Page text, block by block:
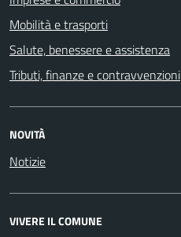
Mobilità e trasporti
Salute, benessere e assistenza
Tributi, finanze e contravvenzioni
NOVITÀ
Notizie
VIVERE IL COMUNE